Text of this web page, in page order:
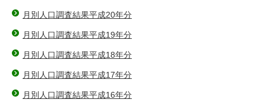
月別人口調査結果平成20年分
月別人口調査結果平成19年分
月別人口調査結果平成18年分
月別人口調査結果平成17年分
月別人口調査結果平成16年分